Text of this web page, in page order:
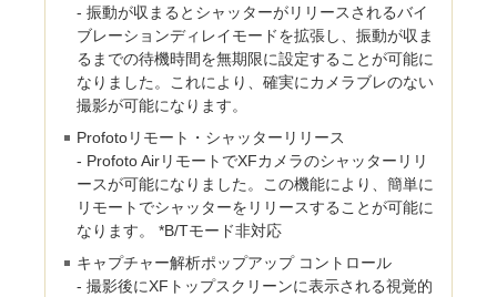
- 振動が収まるとシャッターがリリースされるバイ
ブレーションディレイモードを拡張し、振動が収ま
るまでの待機時間を無期限に設定することが可能に
なりました。これにより、確実にカメラブレのない
撮影が可能になります。
Profotoリモート・シャッターリリース
- Profoto AirリモートでXFカメラのシャッターリリ
ースが可能になりました。この機能により、簡単に
リモートでシャッターをリリースすることが可能に
なります。 *B/Tモード非対応
キャプチャー解析ポップアップ コントロール
- 撮影後にXFトップスクリーンに表示される視覚的